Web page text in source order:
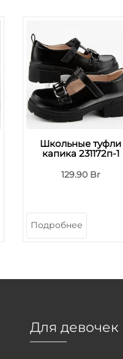
Школьные туфли
капика 231172п-1
129.90 Br
Подробнее
Для девочек